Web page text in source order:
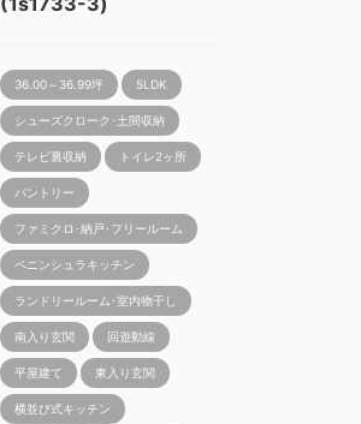
36.00～36.99坪 5LDK
シューズクローク･土間収納
テレビ裏収納 トイレ2ヶ所
パントリー
ファミクロ･納戸･フリールーム
ペニンシュラキッチン
ランドリールーム･室内物干し
南入り玄関 回遊動線
平屋建て 東入り玄関
横並び式キッチン